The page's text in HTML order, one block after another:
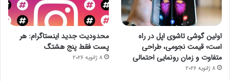
اولین گوشی تاشوی اپل در راه
است؛ قیمت نجومی، طراحی
متفاوت و زمان رونمایی احتمالی
8 ژانویه 2026
محدودیت جدید اینستاگرام: هر
پست فقط پنج هشتگ
8 ژانویه 2026